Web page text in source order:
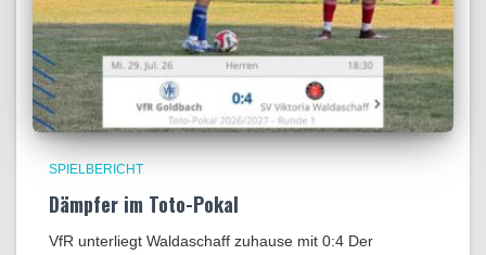
SPIELBERICHT
Dämpfer im Toto-Pokal
VfR unterliegt Waldaschaff zuhause mit 0:4​ Der